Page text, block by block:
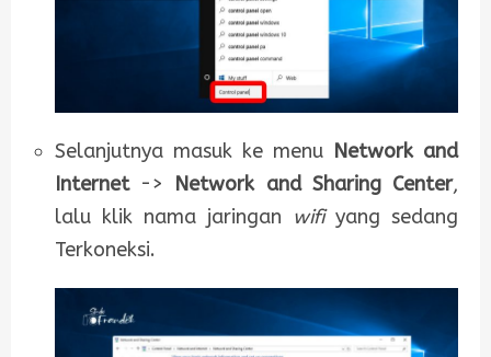
Selanjutnya masuk ke menu Network and
Internet-> Network and Sharing Center,
lalu klik nama jaringan wifi yang sedang
Terkoneksi.